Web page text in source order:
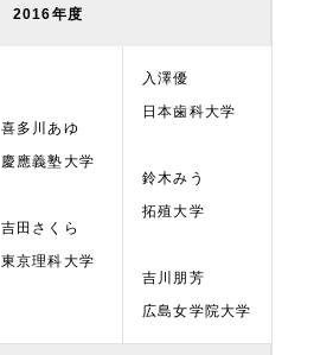
2016年度
喜多川あゆ
慶應義塾大学
吉田さくら
東京理科大学
入澤優
日本歯科大学
鈴木みう
拓殖大学
吉川朋芳
広島女学院大学